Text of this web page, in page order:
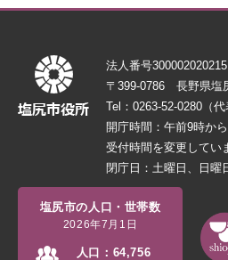
法人番号
〒399-0786 長野県塩
Tel：0263-52-0280（代
開庁時間：午前9時か
受付時間を変更してい
閉庁日：土曜日、日曜
塩尻市の人口・世帯数
2026年7月1日
人口： 64,756